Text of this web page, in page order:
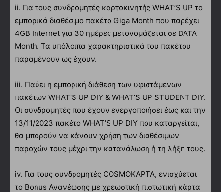
ii. Για τους συνδρομητές καρτοκινητής WHAT’S UP το
εμπορικά διαθέσιμο πακέτο Giga Month που παρέχει
4GB Internet για 30 ημέρες μετονομάζεται σε DATA
Month. Τα υπόλοιπα χαρακτηριστικά του πακέτου
παραμένουν ως έχουν.
iii. Παύει η εμπορική διάθεση των υφιστάμενων
πακέτων WHAT’S UP DIY & WHAT’S UP STUDENT DIY.
Οι συνδρομητές που έχουν ενεργοποιήσει έως και την
13/11/2023 πακέτο WHAT’S UP DIY που καταργείται,
θα μπορούν να κάνουν χρήση των διαθέσιμων
παροχών τους μέχρι την κατανάλωση ή τη λήξη τους.
iv. Για τους συνδρομητές COSMOΚΑΡΤΑ, ενισχύεται
το Bonus Ανανέωσης με χρεωστική πιστωτική κάρτα